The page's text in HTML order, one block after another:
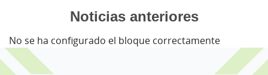
Noticias anteriores
No se ha configurado el bloque correctamente